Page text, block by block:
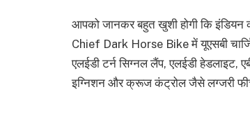
आपको जानकर बहुत खुशी होगी कि इंडियन
Chief Dark Horse Bike में यूएसबी
एलईडी टर्न सिग्नल लैंप, एलईडी
इग्निशन और क्रूज कंट्रोल जैसे लग्जरी